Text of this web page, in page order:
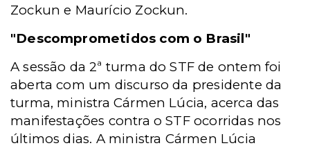
Zockun e Maurício Zockun.
"Descomprometidos com o Brasil"
A sessão da 2ª turma do STF de ontem foi
aberta com um discurso da presidente da
turma, ministra Cármen Lúcia, acerca das
manifestações contra o STF ocorridas nos
últimos dias. A ministra Cármen Lúcia